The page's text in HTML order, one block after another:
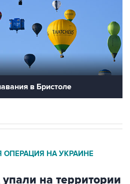
в Бристоле
на территории
в Новороссийске